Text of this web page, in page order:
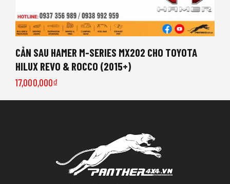
CẢN SAU HAMER M-SERIES MX202 CHO TOYOTA
HILUX REVO & ROCCO (2015+)
17,000,000₫